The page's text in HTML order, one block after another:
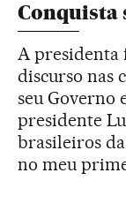
Conquista
A presidenta
discurso nas
seu Governo
presidente
brasileiros
no meu